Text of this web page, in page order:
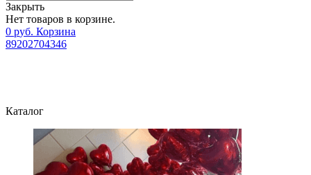
Закрыть
Нет товаров в корзине.
0 руб. Корзина
89202704346
Каталог